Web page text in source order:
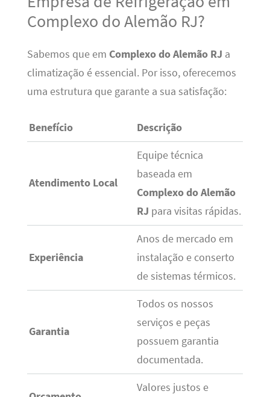
Complexo do Alemão RJ?
Sabemos que em Complexo do Alemão RJ a
climatização é essencial. Por isso, oferecemos
uma estrutura que garante a sua satisfação:
Benefício Descrição
Atendimento Local
Equipe técnica
baseada em
Complexo do Alemão
RJ para visitas rápidas.
Experiência
Anos de mercado em
instalação e conserto
de sistemas térmicos.
Garantia
Todos os nossos
serviços e peças
possuem garantia
documentada.
Valores justos e